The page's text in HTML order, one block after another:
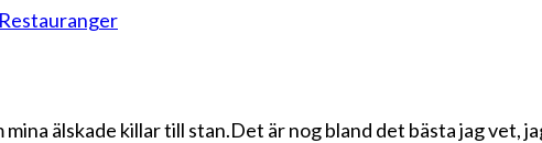
älskade killar till stan.Det är nog bland det bästa jag vet,